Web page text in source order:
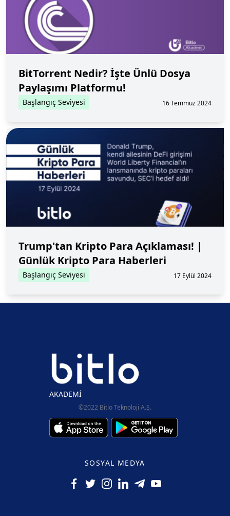
BitTorrent Nedir? İşte Ünlü Dosya
Paylaşımı Platformu!
Başlangıç Seviyesi 16 Temmuz 2024
Trump'tan Kripto Para Açıklaması! |
Günlük Kripto Para Haberleri
Başlangıç Seviyesi 17 Eylül 2024
AKADEMİ
©2022 Bitlo Teknoloji A.Ş.
SOSYAL MEDYA